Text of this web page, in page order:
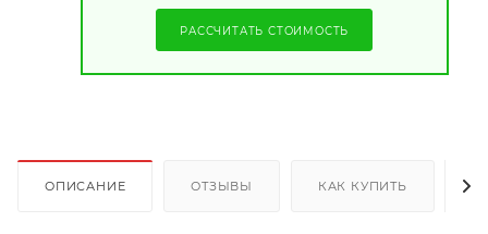
РАССЧИТАТЬ СТОИМОСТЬ
ОПИСАНИЕ ОТЗЫВЫ КАК КУПИТЬ